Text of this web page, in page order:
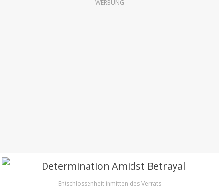
WERBUNG
Entschlossenheit inmitten des Verrats